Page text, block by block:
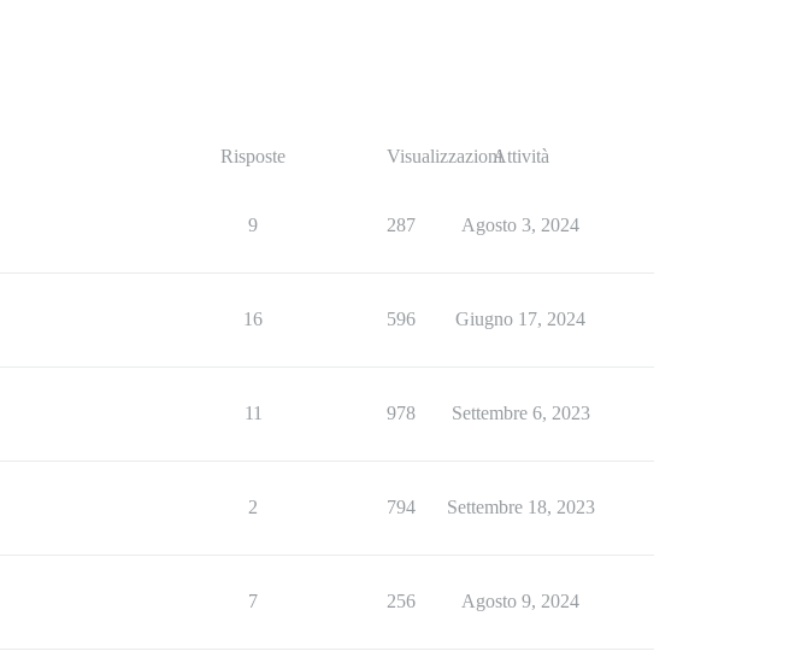
Risposte VisualizzazioniAttività
9 287 Agosto 3, 2024
16 596 Giugno 17, 2024
11 978 Settembre 6, 2023
2 794 Settembre 18, 2023
7 256 Agosto 9, 2024